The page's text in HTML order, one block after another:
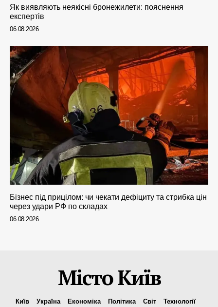
Як виявляють неякісні бронежилети: пояснення
експертів
06.08.2026
Бізнес під прицілом: чи чекати дефіциту та стрибка цін
через удари РФ по складах
06.08.2026
Місто Київ
Київ Україна Економіка Політика Світ
Технології